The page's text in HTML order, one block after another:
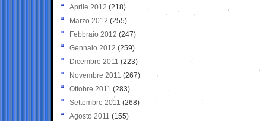
Aprile 2012 (218)
Marzo 2012 (255)
Febbraio 2012 (247)
Gennaio 2012 (259)
Dicembre 2011 (223)
Novembre 2011 (267)
Ottobre 2011 (283)
Settembre 2011 (268)
Agosto 2011 (155)